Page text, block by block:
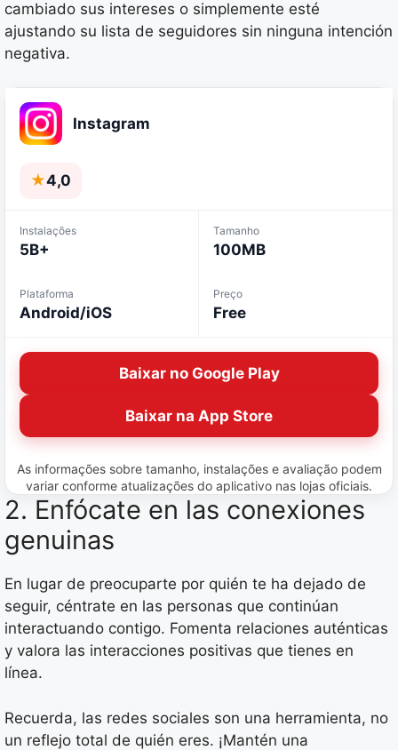
cambiado sus intereses o simplemente esté
ajustando su lista de seguidores sin ninguna intención
negativa.
Instagram
★4,0
Instalações
5B+
Tamanho
100MB
Plataforma
Android/iOS
Preço
Free
Baixar no Google Play
Baixar na App Store
As informações sobre tamanho, instalações e avaliação podem
variar conforme atualizações do aplicativo nas lojas oficiais.
2. Enfócate en las conexiones
genuinas
En lugar de preocuparte por quién te ha dejado de
seguir, céntrate en las personas que continúan
interactuando contigo. Fomenta relaciones auténticas
y valora las interacciones positivas que tienes en
línea.
Recuerda, las redes sociales son una herramienta, no
un reflejo total de quién eres. ¡Mantén una